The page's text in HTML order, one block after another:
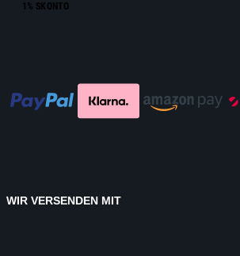
1% SKONTO
WIR VERSENDEN MIT